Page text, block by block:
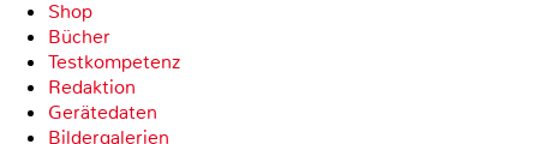
Shop
Bücher
Testkompetenz
Redaktion
Gerätedaten
Bildergalerien